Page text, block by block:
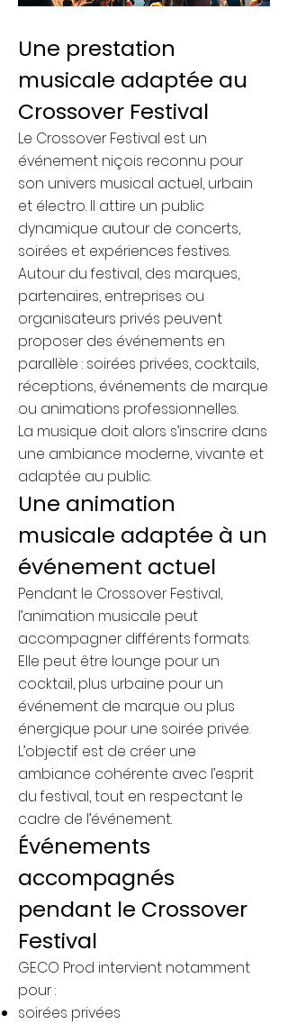
Une prestation
musicale adaptée au
Crossover Festival
Le Crossover Festival est un
événement niçois reconnu pour
son univers musical actuel, urbain
et électro. Il attire un public
dynamique autour de concerts,
soirées et expériences festives.
Autour du festival, des marques,
partenaires, entreprises ou
organisateurs privés peuvent
proposer des événements en
parallèle : soirées privées, cocktails,
réceptions, événements de marque
ou animations professionnelles.
La musique doit alors s’inscrire dans
une ambiance moderne, vivante et
adaptée au public.
Une animation
musicale adaptée à un
événement actuel
Pendant le Crossover Festival,
l’animation musicale peut
accompagner différents formats.
Elle peut être lounge pour un
cocktail, plus urbaine pour un
événement de marque ou plus
énergique pour une soirée privée.
L’objectif est de créer une
ambiance cohérente avec l’esprit
du festival, tout en respectant le
cadre de l’événement.
Événements
accompagnés
pendant le Crossover
Festival
GECO Prod intervient notamment
pour :
soirées privées